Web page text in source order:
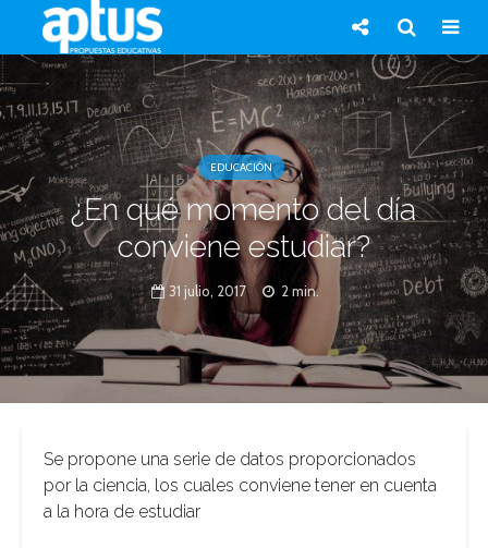
EDUCACIÓN
¿En qué momento del día
conviene estudiar?
31 julio, 2017 2 min.
Se propone una serie de datos proporcionados
por la ciencia, los cuales conviene tener en cuenta
a la hora de estudiar